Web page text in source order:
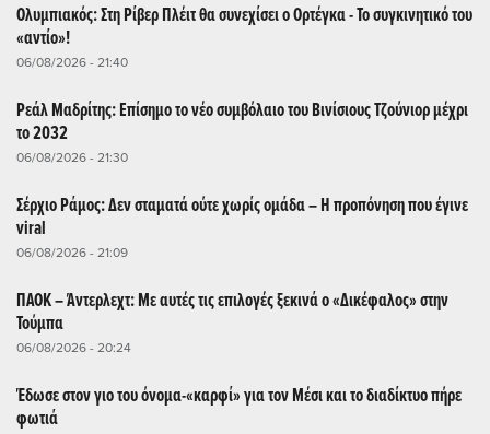
Ολυμπιακός: Στη Ρίβερ Πλέιτ θα συνεχίσει ο Ορτέγκα - Το συγκινητικό του
«αντίο»!
06/08/2026 - 21:40
Ρεάλ Μαδρίτης: Επίσημο το νέο συμβόλαιο του Βινίσιους Τζούνιορ μέχρι
το 2032
06/08/2026 - 21:30
Σέρχιο Ράμος: Δεν σταματά ούτε χωρίς ομάδα – Η προπόνηση που έγινε
viral
06/08/2026 - 21:09
ΠΑΟΚ – Άντερλεχτ: Με αυτές τις επιλογές ξεκινά ο «Δικέφαλος» στην
Τούμπα
06/08/2026 - 20:24
Έδωσε στον γιο του όνομα-«καρφί» για τον Μέσι και το διαδίκτυο πήρε
φωτιά